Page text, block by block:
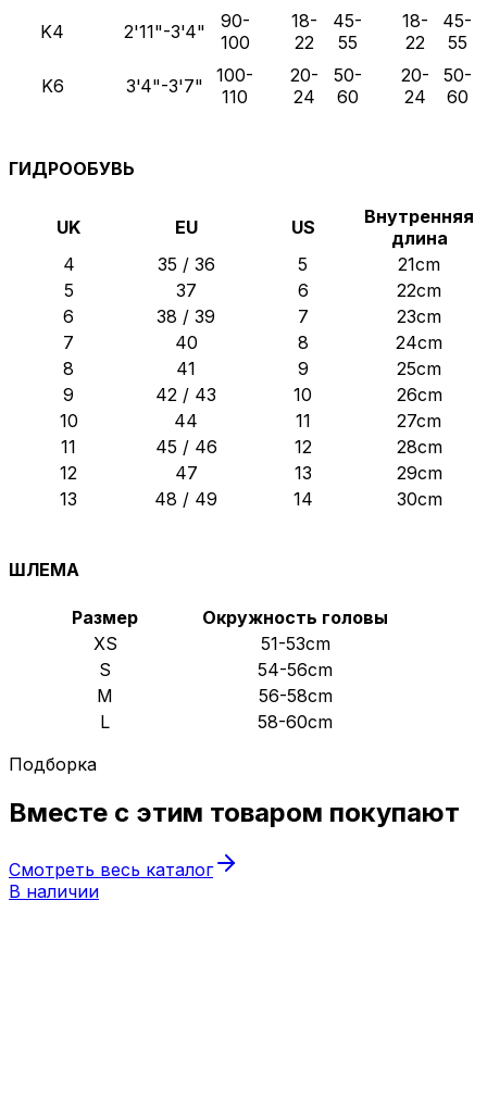
K4
2'11"-3'4"
90-
100
18-
22
45-
55
18-
22
45-
55
K6
3'4"-3'7"
100-
110
20-
24
50-
60
20-
24
50-
60
ГИДРООБУВЬ
UK EU US
Внутренняя
длина
4
35 / 36 5
21cm
5
37 6
22cm
6
38 / 39 7
23cm
7
40 8
24cm
8
41 9
25cm
9
42 / 43 10
26cm
10
44 11
27cm
11
45 / 46 12
28cm
12
47 13
29cm
13
48 / 49 14 30cm
ШЛЕМА
Размер
Окружность головы
XS
51-53cm
S
54-56cm
M
56-58cm
L
58-60cm
Подборка
Вместе с этим товаром покупают
Смотреть весь каталог
В наличии